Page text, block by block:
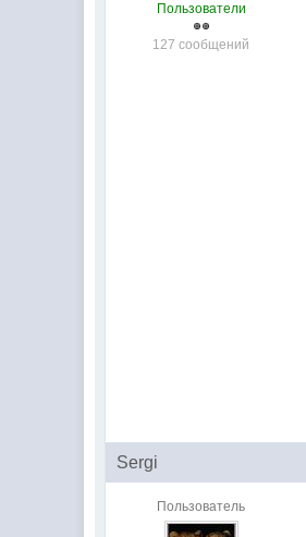
Пользователи
127 сообщений
Sergi
Пользователь